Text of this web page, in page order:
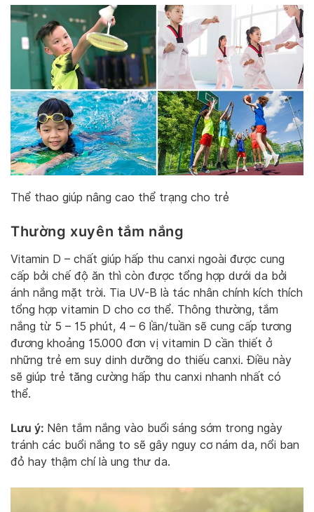
Thể thao giúp nâng cao thể trạng cho trẻ
Thường xuyên tắm nắng
Vitamin D – chất giúp hấp thu canxi ngoài được cung
cấp bởi chế độ ăn thì còn được tổng hợp dưới da bởi
ánh nắng mặt trời. Tia UV-B là tác nhân chính kích thích
tổng hợp vitamin D cho cơ thể. Thông thường, tắm
nắng từ 5 – 15 phút, 4 – 6 lần/tuần sẽ cung cấp tương
đương khoảng 15.000 đơn vị vitamin D cần thiết ở
những trẻ em suy dinh dưỡng do thiếu canxi. Điều này
sẽ giúp trẻ tăng cường hấp thu canxi nhanh nhất có
thể.
Lưu ý: Nên tắm nắng vào buổi sáng sớm trong ngày
tránh các buổi nắng to sẽ gây nguy cơ nám da, nổi ban
đỏ hay thậm chí là ung thư da.